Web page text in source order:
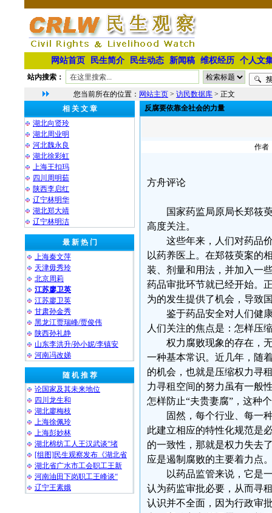
网站首页 民生简介 民生动态 新闻稿 维权经历 个人文
站内搜索：
您当前所在的位置： 网站主页 > 访民数据库 > 正文
相 关 文 章
湖北向贤玲
湖北周业明
河北魏永良
湖北徐彩虹
上海王扣玛
四川周明茹
陕西李启红
辽宁林明华
湖北郑大靖
⁨辽宁林明洁
最 新 热 门
上海秦文萍
天津毋秀玲
北京周莉
江苏廖卫英
江苏廖卫英
甘肃孙金秀
黑龙江贾瑞峰/贾俊伟
陕西孙礼静
山东李洪升/孙小妮/李镇安
河南冯改娣
随 机 推 荐
论国家及其未来地位
四川龙生和
湖北廖梅枝
上海徐佩玲
上海彭妙林⁩
湖北棉纺工人王汉武谈“堵
[组图]民生观察发布《湖北省
湖北省广水市工会职工王新
河南油田下岗职工王峰谈“
辽宁王素娥
反腐要依靠全社会的力量
作者
方舟评论
国家药监局原局长郑筱萸
高度关注。
这些年来，人们对药品价
以药养医上。在郑筱萸案的
装、剂量和用法，并加入一
药品审批环节就已经开始。
为的发生提供了机会，导致
鉴于药品安全对人们健康
人们关注的焦点是：怎样压
权力腐败现象的存在，无
一种基本常识。近几年，随
的机会，也就是压缩权力寻
力寻租空间的努力虽有一般
怎样防止“夫贵妻腐”，这种
固然，每个行业、每一种
此建立相应的特性化规范是
的一致性，那就是权力失去
应是遏制腐败的主要着力点
以药品监管来说，它是一
认为药监审批必要，从而寻
认识并不全面，因为行政审